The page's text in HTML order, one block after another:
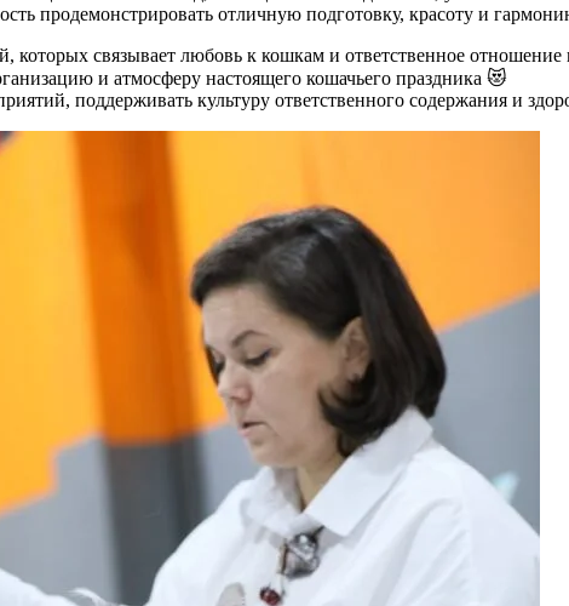
продемонстрировать отличную подготовку, красоту и
которых связывает любовь к кошкам и ответственное
и атмосферу настоящего кошачьего праздника 😻
поддерживать культуру ответственного содержания и